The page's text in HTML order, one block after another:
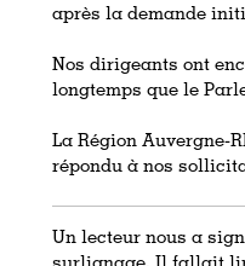
après la demande
Nos dirigeants ont
longtemps que le
La Région Auvergne-
répondu à nos
Un lecteur nous a